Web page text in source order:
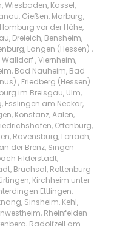
Wiesbaden, Kassel,
Gießen, Marburg,
vor der Höhe,
Dreieich, Bensheim,
Langen (Hessen) ,
, Viernheim,
Bad Nauheim, Bad
, Friedberg (Hessen)
im Breisgau, Ulm,
Esslingen am Neckar,
Konstanz, Aalen,
Offenburg,
Ravensburg, Lörrach,
der Brenz, Singen
Filderstadt,
Bruchsal, Rottenburg
Kirchheim unter
Ettlingen,
Sinsheim, Kehl,
Rheinfelden